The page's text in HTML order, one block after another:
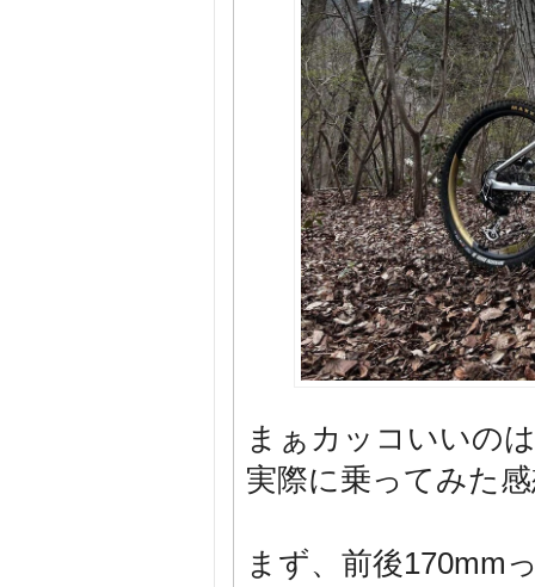
まぁカッコいいの
実際に乗ってみた
まず、前後170mm